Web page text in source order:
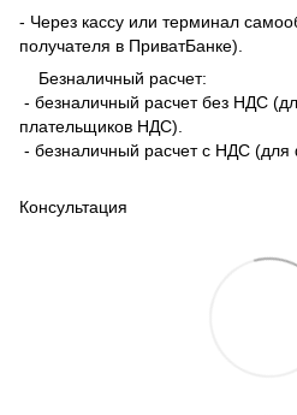
- Через кассу или терминал
получателя в ПриватБанке).
Безналичный расчет:
- безналичный расчет без НДС
плательщиков НДС).
- безналичный расчет с НДС
Консультация